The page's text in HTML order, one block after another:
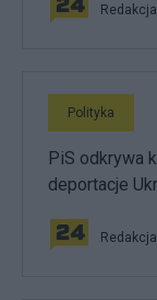
Redakcja
Polityka
PiS odkrywa
deportacje
Redakcja